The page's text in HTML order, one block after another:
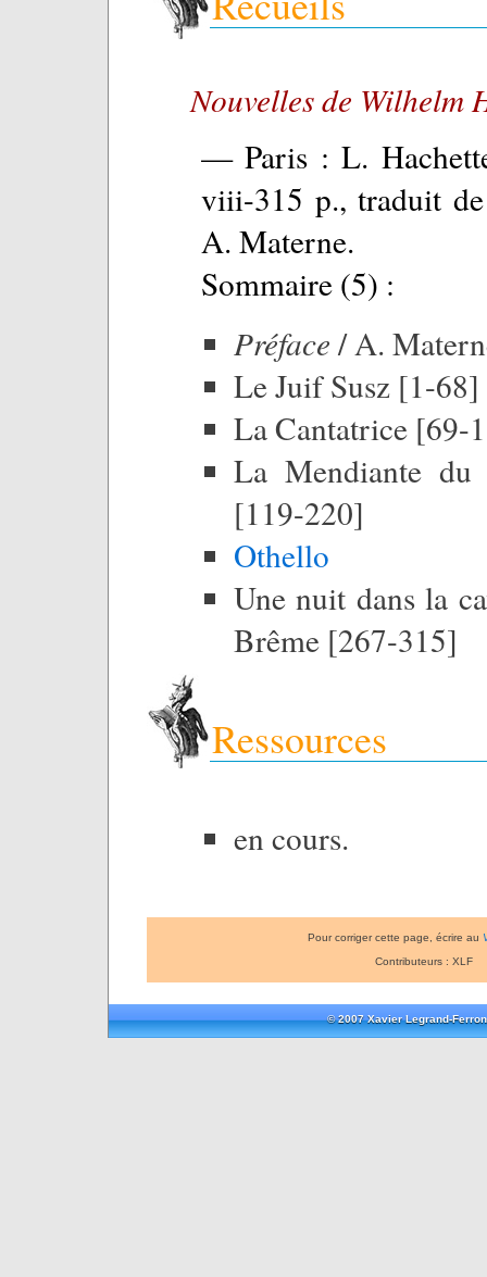
Nouvelles de Wilhelm
— Paris : L.
viii-315 p., traduit
A. Materne.
Sommaire (5) :
Préface / A.
Le Juif Susz [1-68]
La Cantatrice [69-
La Mendiante
[119-220]
Othello
Une nuit dans la
Brême [267-315]
Ressources
en cours.
Pour corriger cette page, écrire au
Contributeurs : XLF
© 2007 Xavier Legrand-